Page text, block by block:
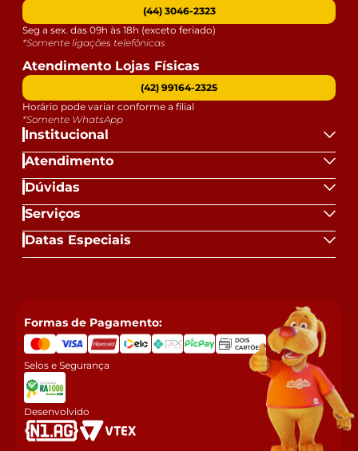
Institucional
Atendimento
Dúvidas
Serviços
Datas Especiais
(44) 3046-2323
Seg a sex. das 09h às 18h (exceto feriado)
*Somente ligações telefônicas
Atendimento Lojas Físicas
(42) 99164-2325
Horário pode variar conforme a filial
*Somente WhatsApp
Formas de Pagamento:
Selos e Segurança
Desenvolvido